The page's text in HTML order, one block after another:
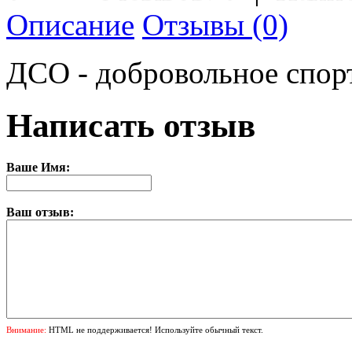
Описание Отзывы (0)
ДСО - добровольное
Написать отзыв
Ваше Имя:
Ваш отзыв:
Внимание: HTML не поддерживается! Используйте обычный текст.